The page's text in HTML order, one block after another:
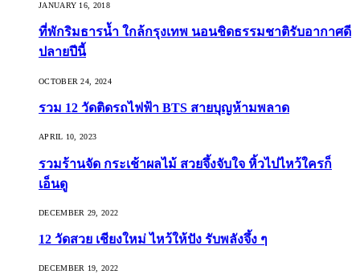
JANUARY 16, 2018
ที่พักริมธารน้ำ ใกล้กรุงเทพ นอนชิดธรรมชาติรับอากาศดี
ปลายปีนี้
OCTOBER 24, 2024
รวม 12 วัดติดรถไฟฟ้า BTS สายบุญห้ามพลาด
APRIL 10, 2023
รวมร้านจัด กระเช้าผลไม้ สวยจึ้งจับใจ หิ้วไปไหว้ใครก็
เอ็นดู
DECEMBER 29, 2022
12 วัดสวย เชียงใหม่ ไหว้ให้ปัง รับพลังจึ้ง ๆ
DECEMBER 19, 2022